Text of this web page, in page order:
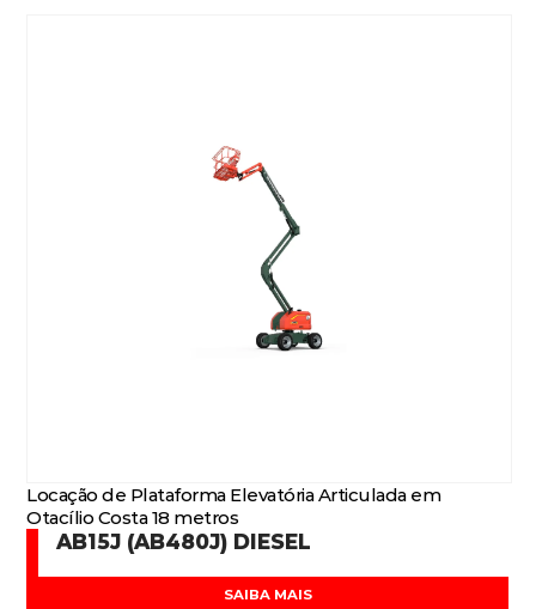
Locação de Plataforma Elevatória Articulada em
Otacílio Costa 18 metros
AB15J (AB480J) DIESEL
SAIBA MAIS